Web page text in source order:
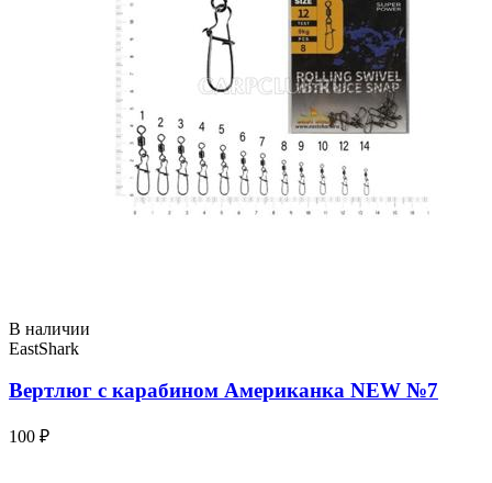
В наличии
EastShark
Вертлюг с карабином Американка NEW №7
100 ₽